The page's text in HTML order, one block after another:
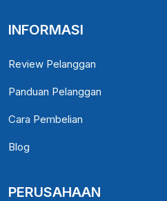
INFORMASI
Review Pelanggan
Panduan Pelanggan
Cara Pembelian
Blog
PERUSAHAAN